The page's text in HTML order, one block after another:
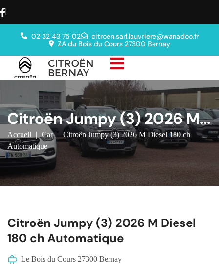
02 32 43 75 02
citroen.sarl.lauvriere@wanadoo.fr
ZA du Bois du Cours 27300 Bernay
Citroën Jumpy (3) 2026 M
Diesel 180 ch Automatique
Accueil | Car | Citroën Jumpy (3) 2026 M Diesel 180 ch
Automatique
Citroën Jumpy (3) 2026 M Diesel
180 ch Automatique
Le Bois du Cours 27300 Bernay